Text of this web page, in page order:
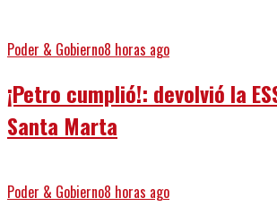
Poder & Gobierno8 horas ago
¡Petro cumplió!: devolvió la
Santa Marta
Poder & Gobierno8 horas ago